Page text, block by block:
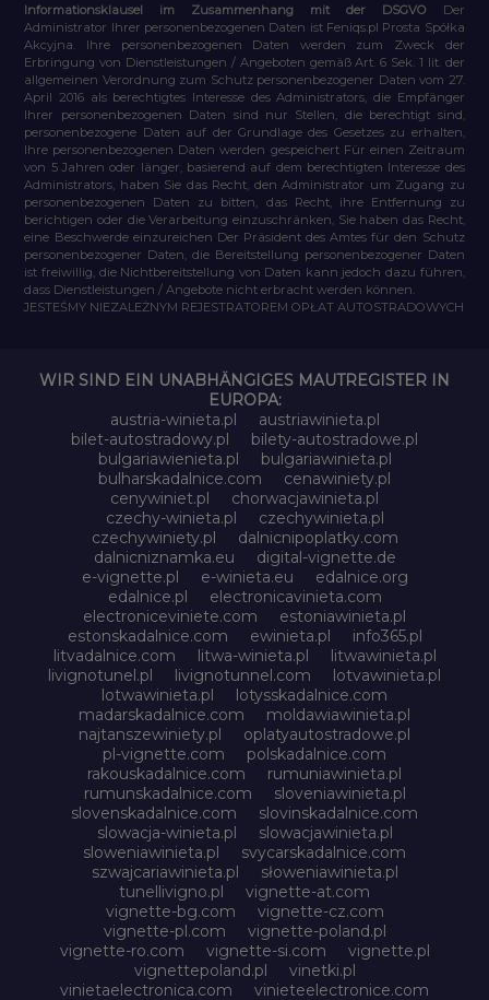
Informationsklausel im Zusammenhang mit der DSGVO
Der
Administrator Ihrer personenbezogenen Daten ist Feniqs.pl Prosta Spółka
Akcyjna. Ihre personenbezogenen Daten werden zum Zweck der
Erbringung von Dienstleistungen / Angeboten gemäß Art. 6 Sek. 1 lit. der
allgemeinen Verordnung zum Schutz personenbezogener Daten vom 27.
April 2016 als berechtigtes Interesse des Administrators, die Empfänger
Ihrer personenbezogenen Daten sind nur Stellen, die berechtigt sind,
personenbezogene Daten auf der Grundlage des Gesetzes zu erhalten,
Ihre personenbezogenen Daten werden gespeichert Für einen Zeitraum
von 5 Jahren oder länger, basierend auf dem berechtigten Interesse des
Administrators, haben Sie das Recht, den Administrator um Zugang zu
personenbezogenen Daten zu bitten, das Recht, ihre Entfernung zu
berichtigen oder die Verarbeitung einzuschränken, Sie haben das Recht,
eine Beschwerde einzureichen Der Präsident des Amtes für den Schutz
personenbezogener Daten, die Bereitstellung personenbezogener Daten
ist freiwillig, die Nichtbereitstellung von Daten kann jedoch dazu führen,
dass Dienstleistungen / Angebote nicht erbracht werden können.
JESTEŚMY NIEZALEŻNYM REJESTRATOREM OPŁAT AUTOSTRADOWYCH
WIR SIND EIN UNABHÄNGIGES MAUTREGISTER IN
EUROPA:
austria-winieta.pl
austriawinieta.pl
bilet-autostradowy.pl
bilety-autostradowe.pl
bulgariawienieta.pl
bulgariawinieta.pl
bulharskadalnice.com
cenawiniety.pl
cenywiniet.pl
chorwacjawinieta.pl
czechy-winieta.pl
czechywinieta.pl
czechywiniety.pl
dalnicnipoplatky.com
dalnicniznamka.eu
digital-vignette.de
e-vignette.pl
e-winieta.eu
edalnice.org
edalnice.pl
electronicavinieta.com
electroniceviniete.com
estoniawinieta.pl
estonskadalnice.com
ewinieta.pl
info365.pl
litvadalnice.com
litwa-winieta.pl
litwawinieta.pl
livignotunel.pl
livignotunnel.com
lotvawinieta.pl
lotwawinieta.pl
lotysskadalnice.com
madarskadalnice.com
moldawiawinieta.pl
najtanszewiniety.pl
oplatyautostradowe.pl
pl-vignette.com
polskadalnice.com
rakouskadalnice.com
rumuniawinieta.pl
rumunskadalnice.com
sloveniawinieta.pl
slovenskadalnice.com
slovinskadalnice.com
slowacja-winieta.pl
slowacjawinieta.pl
sloweniawinieta.pl
svycarskadalnice.com
szwajcariawinieta.pl
słoweniawinieta.pl
tunellivigno.pl
vignette-at.com
vignette-bg.com
vignette-cz.com
vignette-pl.com
vignette-poland.pl
vignette-ro.com
vignette-si.com
vignette.pl
vignettepoland.pl
vinetki.pl
vinietaelectronica.com
vinieteelectronice.com